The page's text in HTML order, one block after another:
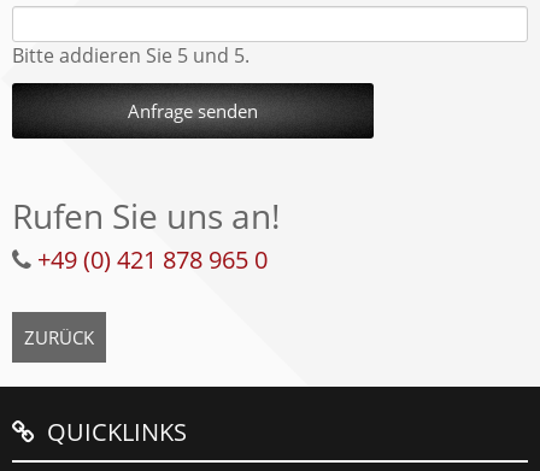
Bitte addieren Sie 5 und 5.
Anfrage senden
Rufen Sie uns an!
+49 (0) 421 878 965 0
ZURÜCK
QUICKLINKS